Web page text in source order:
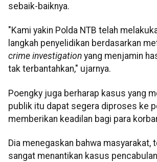
sebaik-baiknya.
"Kami yakin Polda NTB telah
langkah penyelidikan berdasarkan
crime investigation yang menjamin
tak terbantahkan," ujarnya.
Poengky juga berharap kasus yang
publik itu dapat segera diproses ke
memberikan keadilan bagi para
Dia menegaskan bahwa masyarakat,
sangat menantikan kasus